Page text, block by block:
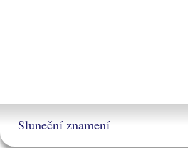
Sluneční znamení